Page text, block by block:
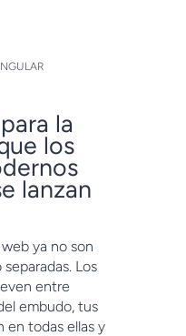
la
los
lanzan
ya no son
Los
entre
embudo, tus
en todas ellas y